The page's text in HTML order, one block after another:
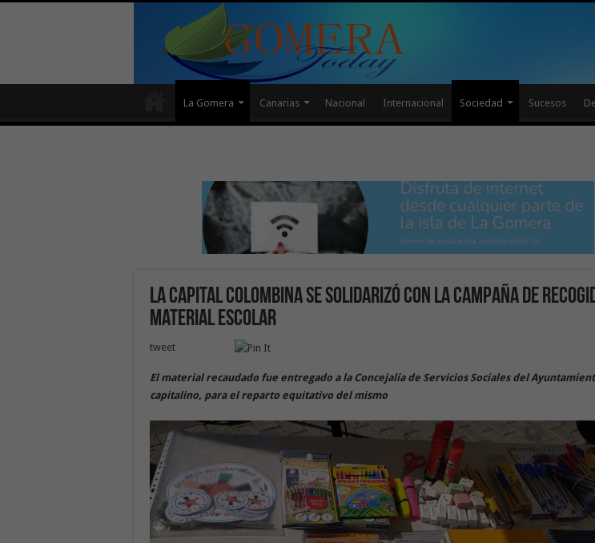
La Gomera Canarias Nacional Internacional Sociedad Sucesos
La capital colombina se solidarizó con la campaña de
material escolar
tweet
El material recaudado fue entregado a la Concejalía de Servicios Sociales del
capitalino, para el reparto equitativo del mismo